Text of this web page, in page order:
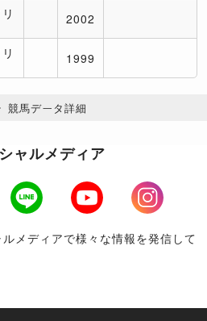
2002
1999
競馬データ詳細
ャルメディア
LINE Youtube
Instagram
メディアで様々な情報を発信して